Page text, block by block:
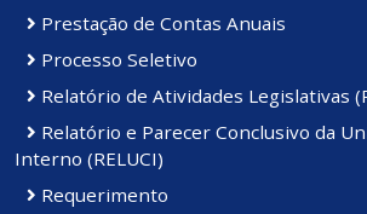
Prestação de Contas Anuais
Processo Seletivo
Relatório de Atividades Legislativas
Relatório e Parecer Conclusivo da
Interno (RELUCI)
Requerimento